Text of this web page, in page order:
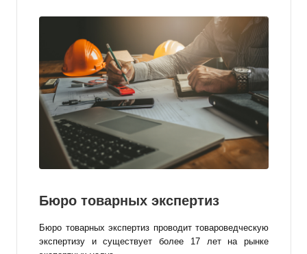
Бюро товарных экспертиз
Бюро товарных экспертиз проводит товароведческую
экспертизу исуществует более 17 лет на рынке